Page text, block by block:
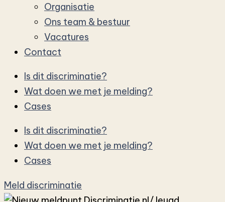
Organisatie
Ons team & bestuur
Vacatures
Contact
Is dit discriminatie?
Wat doen we met je melding?
Cases
Is dit discriminatie?
Wat doen we met je melding?
Cases
Meld discriminatie